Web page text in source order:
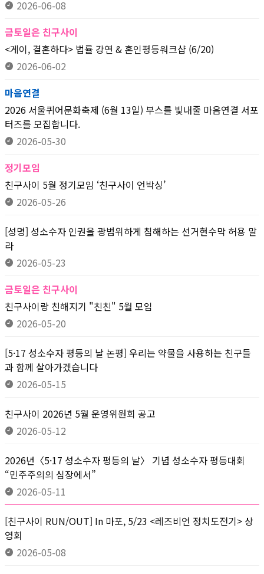
2026-06-08
금토일은 친구사이
<게이, 결혼하다> 법률 강연 & 혼인평등워크샵 (6/20)
2026-06-02
마음연결
2026 서울퀴어문화축제 (6월 13일) 부스를 빛내줄 마음연결 서포
터즈를 모집합니다.
2026-05-30
정기모임
친구사이 5월 정기모임 ‘친구사이 언박싱’
2026-05-26
[성명] 성소수자 인권을 광범위하게 침해하는 선거현수막 허용 말
라
2026-05-23
금토일은 친구사이
친구사이랑 친해지기 "친친" 5월 모임
2026-05-20
[5·17 성소수자 평등의 날 논평] 우리는 약물을 사용하는 친구들
과 함께 살아가겠습니다
2026-05-15
친구사이 2026년 5월 운영위원회 공고
2026-05-12
2026년〈5·17 성소수자 평등의 날〉 기념 성소수자 평등대회
“민주주의의 심장에서”
2026-05-11
[친구사이 RUN/OUT] In 마포, 5/23 <레즈비언 정치도전기> 상
영회
2026-05-08